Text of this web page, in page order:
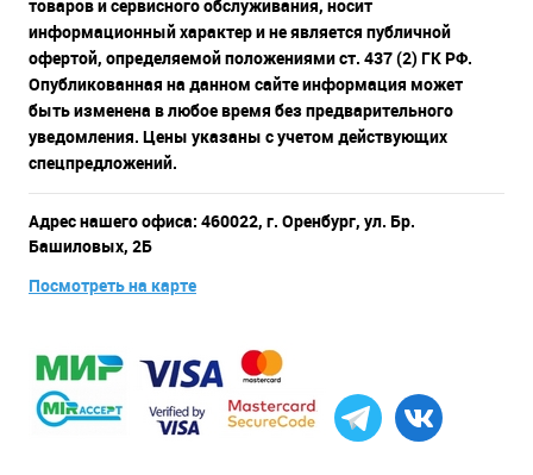
товаров и сервисного обслуживания, носит
информационный характер и не является публичной
офертой, определяемой положениями ст. 437 (2) ГК РФ.
Опубликованная на данном сайте информация может
быть изменена в любое время без предварительного
уведомления. Цены указаны с учетом действующих
спецпредложений.
Адрес нашего офиса: 460022, г. Оренбург, ул. Бр.
Башиловых, 2Б
Посмотреть на карте